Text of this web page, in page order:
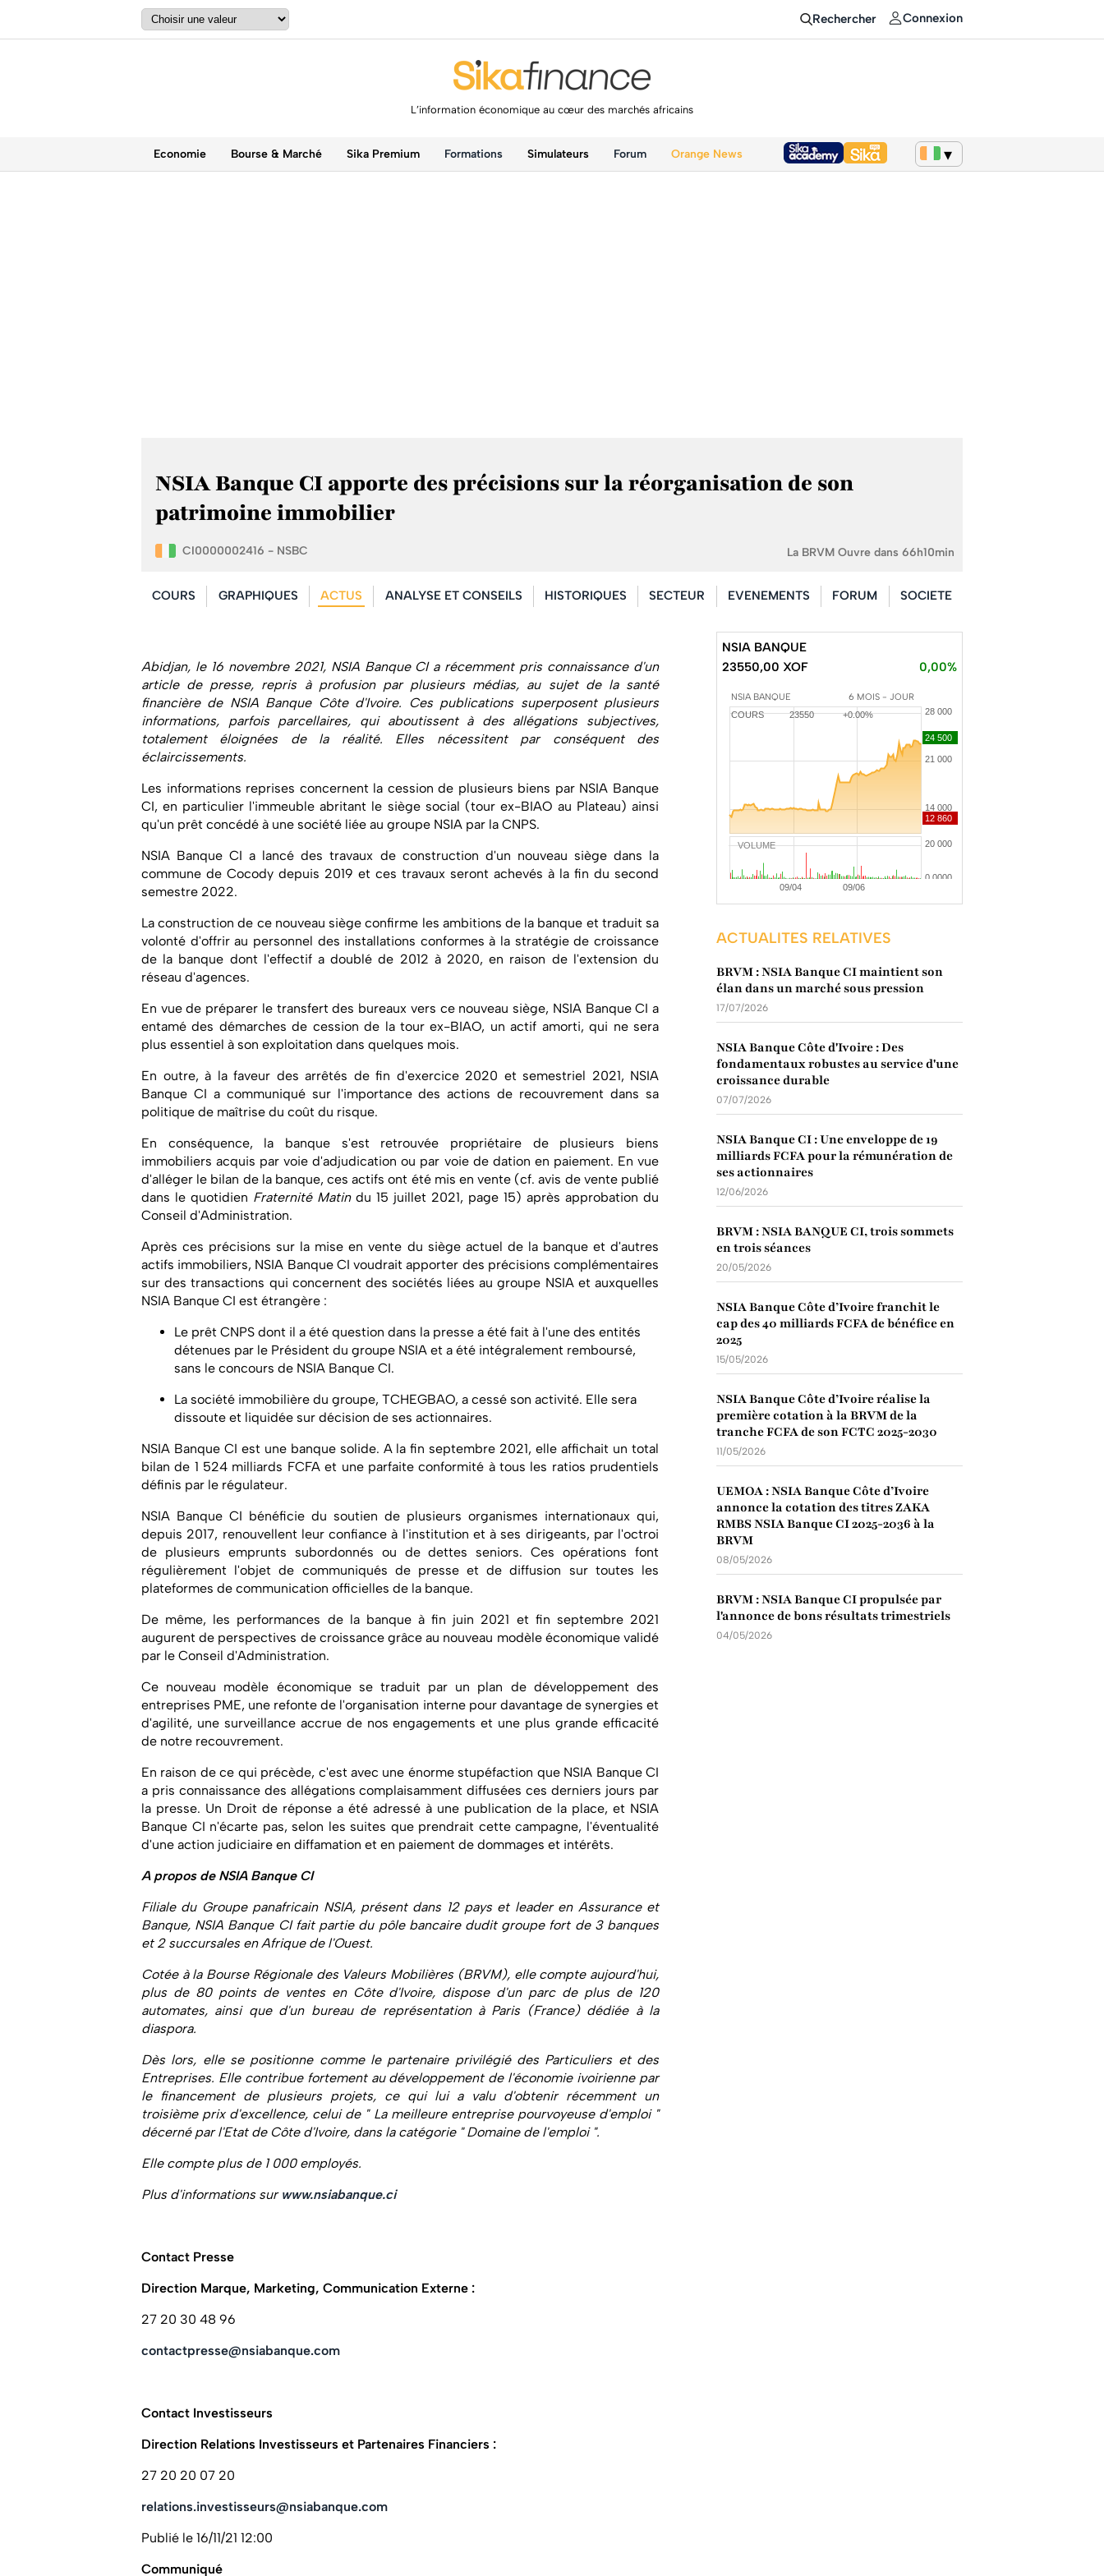
Rechercher Connexion
L’information économique au cœur des marchés africains
Economie Bourse & Marché Sika Premium Formations Simulateurs Forum Orange News
NSIA Banque CI apporte des précisions sur la réorganisation de son
patrimoine immobilier
CI0000002416 - NSBC La BRVM Ouvre dans 66h10min
COURS GRAPHIQUES ACTUS ANALYSE ET CONSEILS HISTORIQUES SECTEUR EVENEMENTS FORUM SOCIETE
Abidjan, le 16 novembre 2021, NSIA Banque CI a récemment pris connaissance d'un
article de presse, repris à profusion par plusieurs médias, au sujet de la santé
financière de NSIA Banque Côte d'Ivoire. Ces publications superposent plusieurs
informations, parfois parcellaires, qui aboutissent à des allégations subjectives,
totalement éloignées de la réalité. Elles nécessitent par conséquent des
éclaircissements.
Les informations reprises concernent la cession de plusieurs biens par NSIA Banque
CI, en particulier l'immeuble abritant le siège social (tour ex-BIAO au Plateau) ainsi
qu'un prêt concédé à une société liée au groupe NSIA par la CNPS.
NSIA Banque CI a lancé des travaux de construction d'un nouveau siège dans la
commune de Cocody depuis 2019 et ces travaux seront achevés à la fin du second
semestre 2022.
La construction de ce nouveau siège confirme les ambitions de la banque et traduit sa
volonté d'offrir au personnel des installations conformes à la stratégie de croissance
de la banque dont l'effectif a doublé de 2012 à 2020, en raison de l'extension du
réseau d'agences.
En vue de préparer le transfert des bureaux vers ce nouveau siège, NSIA Banque CI a
entamé des démarches de cession de la tour ex-BIAO, un actif amorti, qui ne sera
plus essentiel à son exploitation dans quelques mois.
En outre, à la faveur des arrêtés de fin d'exercice 2020 et semestriel 2021, NSIA
Banque CI a communiqué sur l'importance des actions de recouvrement dans sa
politique de maîtrise du coût du risque.
En conséquence, la banque s'est retrouvée propriétaire de plusieurs biens
immobiliers acquis par voie d'adjudication ou par voie de dation en paiement. En vue
d'alléger le bilan de la banque, ces actifs ont été mis en vente (cf. avis de vente publié
dans le quotidien Fraternité Matin du 15 juillet 2021, page 15) après approbation du
Conseil d'Administration.
Après ces précisions sur la mise en vente du siège actuel de la banque et d'autres
actifs immobiliers, NSIA Banque CI voudrait apporter des précisions complémentaires
sur des transactions qui concernent des sociétés liées au groupe NSIA et auxquelles
NSIA Banque CI est étrangère :
Le prêt CNPS dont il a été question dans la presse a été fait à l'une des entités
détenues par le Président du groupe NSIA et a été intégralement remboursé,
sans le concours de NSIA Banque CI.
La société immobilière du groupe, TCHEGBAO, a cessé son activité. Elle sera
dissoute et liquidée sur décision de ses actionnaires.
NSIA Banque CI est une banque solide. A la fin septembre 2021, elle affichait un total
bilan de 1 524 milliards FCFA et une parfaite conformité à tous les ratios prudentiels
définis par le régulateur.
NSIA Banque CI bénéficie du soutien de plusieurs organismes internationaux qui,
depuis 2017, renouvellent leur confiance à l'institution et à ses dirigeants, par l'octroi
de plusieurs emprunts subordonnés ou de dettes seniors. Ces opérations font
régulièrement l'objet de communiqués de presse et de diffusion sur toutes les
plateformes de communication officielles de la banque.
De même, les performances de la banque à fin juin 2021 et fin septembre 2021
augurent de perspectives de croissance grâce au nouveau modèle économique validé
par le Conseil d'Administration.
Ce nouveau modèle économique se traduit par un plan de développement des
entreprises PME, une refonte de l'organisation interne pour davantage de synergies et
d'agilité, une surveillance accrue de nos engagements et une plus grande efficacité
de notre recouvrement.
En raison de ce qui précède, c'est avec une énorme stupéfaction que NSIA Banque CI
a pris connaissance des allégations complaisamment diffusées ces derniers jours par
la presse. Un Droit de réponse a été adressé à une publication de la place, et NSIA
Banque CI n'écarte pas, selon les suites que prendrait cette campagne, l'éventualité
d'une action judiciaire en diffamation et en paiement de dommages et intérêts.
A propos de NSIA Banque CI
Filiale du Groupe panafricain NSIA, présent dans 12 pays et leader en Assurance et
Banque, NSIA Banque CI fait partie du pôle bancaire dudit groupe fort de 3 banques
et 2 succursales en Afrique de l'Ouest.
Cotée à la Bourse Régionale des Valeurs Mobilières (BRVM), elle compte aujourd'hui,
plus de 80 points de ventes en Côte d'Ivoire, dispose d'un parc de plus de 120
automates, ainsi que d'un bureau de représentation à Paris (France) dédiée à la
diaspora.
Dès lors, elle se positionne comme le partenaire privilégié des Particuliers et des
Entreprises. Elle contribue fortement au développement de l'économie ivoirienne par
le financement de plusieurs projets, ce qui lui a valu d'obtenir récemment un
troisième prix d'excellence, celui de " La meilleure entreprise pourvoyeuse d'emploi "
décerné par l'Etat de Côte d'Ivoire, dans la catégorie " Domaine de l'emploi ".
Elle compte plus de 1 000 employés.
Plus d'informations sur www.nsiabanque.ci
Contact Presse
Direction Marque, Marketing, Communication Externe :
27 20 30 48 96
contactpresse@nsiabanque.com
Contact Investisseurs
Direction Relations Investisseurs et Partenaires Financiers :
27 20 20 07 20
relations.investisseurs@nsiabanque.com
Publié le 16/11/21 12:00
Communiqué
NSIA BANQUE
23550,00 XOF
0,00%
NSIA BANQUE 6 MOIS - JOUR
VOLUME
COURS 23550 +0.00%
ACTUALITES RELATIVES
BRVM : NSIA Banque CI maintient son
élan dans un marché sous pression
17/07/2026
NSIA Banque Côte d'Ivoire : Des
fondamentaux robustes au service d'une
croissance durable
07/07/2026
NSIA Banque CI : Une enveloppe de 19
milliards FCFA pour la rémunération de
ses actionnaires
12/06/2026
BRVM : NSIA BANQUE CI, trois sommets
en trois séances
20/05/2026
NSIA Banque Côte d’Ivoire franchit le
cap des 40 milliards FCFA de bénéfice en
2025
15/05/2026
NSIA Banque Côte d’Ivoire réalise la
première cotation à la BRVM de la
tranche FCFA de son FCTC 2025-2030
11/05/2026
UEMOA : NSIA Banque Côte d’Ivoire
annonce la cotation des titres ZAKA
RMBS NSIA Banque CI 2025-2036 à la
BRVM
08/05/2026
BRVM : NSIA Banque CI propulsée par
l'annonce de bons résultats trimestriels
04/05/2026